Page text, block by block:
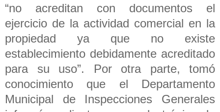
“no acreditan con documentos el
ejercicio de la actividad comercial en la
propiedad ya que no existe
establecimiento debidamente acreditado
para su uso”. Por otra parte, tomó
conocimiento que el Departamento
Municipal de Inspecciones Generales